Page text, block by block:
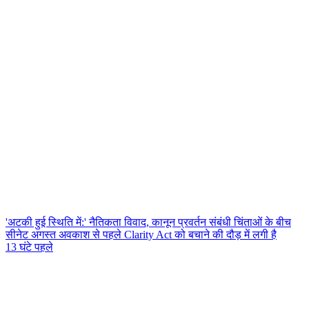
'अटकी हुई स्थिति में:' नैतिकता विवाद, कानून प्रवर्तन संबंधी चिंताओं के बीच
सीनेट अगस्त अवकाश से पहले Clarity Act को बचाने की दौड़ में लगी है
13 घंटे पहले